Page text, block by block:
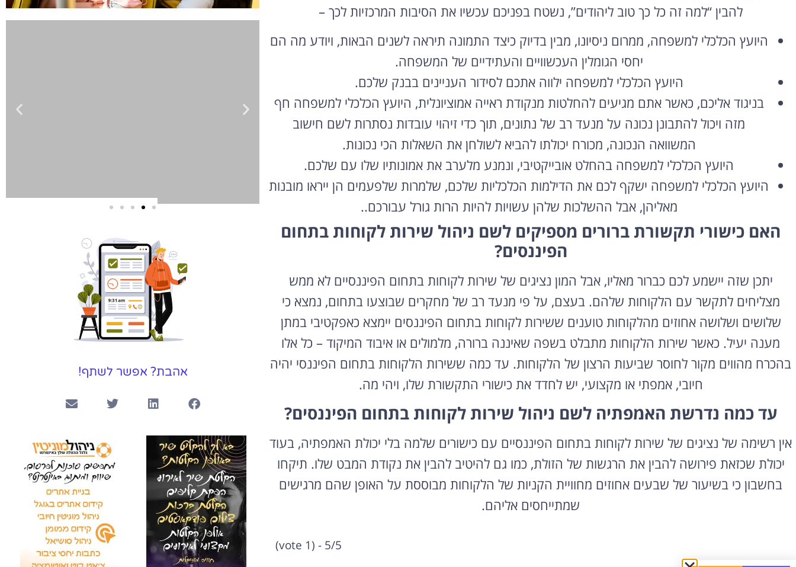
להבין “למה זה כל כך טוב ליהודים”, נשטח בפניכם עכשיו את הסיבות המרכזיות לכך –
היועץ הכלכלי למשפחה, ממרום ניסיונו, מבין בדיוק כיצד התמונה תיראה לשנים הבאות, ויודע מה הם
יחסי הגומלין העכשוויים והעתידיים של המשפחה.
היועץ הכלכלי למשפחה ילווה אתכם לסידור העניינים בבנק שלכם.
בניגוד אליכם, כאשר אתם מגיעים להחלטות מנקודת ראייה אמוציונלית, היועץ הכלכלי למשפחה חף
מזה ויכול להתבונן נכונה על מנעד רב של נתונים, תוך כדי זיהוי עובדות נסתרות לשם חישוב
המשוואה הנכונה, מכורח יכולתו להביא לשולחן את השאלות הכי נכונות.
היועץ הכלכלי למשפחה בהחלט אובייקטיבי, ונמנע מלערב את אמונותיו שלו עם שלכם.
היועץ הכלכלי למשפחה ישקף לכם את הדילמות הכלכליות שלכם, שלמרות שלפעמים הן ייראו מובנות
מאליהן, אבל ההשלכות שלהן עשויות להיות הרות גורל עבורכם..
האם כישורי תקשורת ברורים מספיקים לשם ניהול שירות לקוחות בתחום
הפיננסים?
יתכן שזה יישמע לכם כברור מאליו, אבל המון נציגים של שירות לקוחות בתחום הפיננסיים לא ממש
מצליחים לתקשר עם הלקוחות שלהם. בעצם, על פי מנעד רב של מחקרים שבוצעו בתחום, נמצא כי
שלושים ושלושה אחוזים מהלקוחות טוענים ששירות לקוחות בתחום הפיננסים יימצא כאפקטיבי במתן
מענה יעיל. כאשר שירות הלקוחות מתבלט בשפה שאיננה ברורה, מלמולים או איבוד המיקוד – כל אלו
בהכרח מהווים מקור לחוסר שביעות הרצון של הלקוחות. עד כמה ששירות הלקוחות בתחום הפיננסי יהיה
חיובי, אמפתי או מקצועי, יש לחדד את כישורי התקשורת שלו, ויהי מה.
עד כמה נדרשת האמפתיה לשם ניהול שירות לקוחות בתחום הפיננסים?
אין רשימה של נציגים של שירות לקוחות בתחום הפיננסיים עם כישורים שלמה בלי יכולת האמפתיה, בעוד
יכולת שכזאת פירושה להבין את הרגשות של הזולת, כמו גם להיטיב להבין את נקודת המבט שלו. תיקחו
בחשבון כי בשיעור של שבעים אחוזים מחוויית הקניות של הלקוחות מבוססת על האופן שהם מרגישים
שמתייחסים אליהם.
5/5 - (1 vote)
השכרת רכב
השוואת מחירים בין חברות
מקומיות לקבלת הצעת מחיר
משתלמת
רוצה להקליט
אולפן הקלטות מקצועי
להקלטה, צילום ועריכת
פודקאסטים ברמה הגבוהה
ביותר
לפרטים ומחירון
שירותי פרסום
וקידום
באינטרנט
בעל/ת עסק? סוכנות ניהול
מוניטין לקידום, שיווק ופרסום
באינטרנט כאן עבורך!
אהבת? אפשר לשתף!